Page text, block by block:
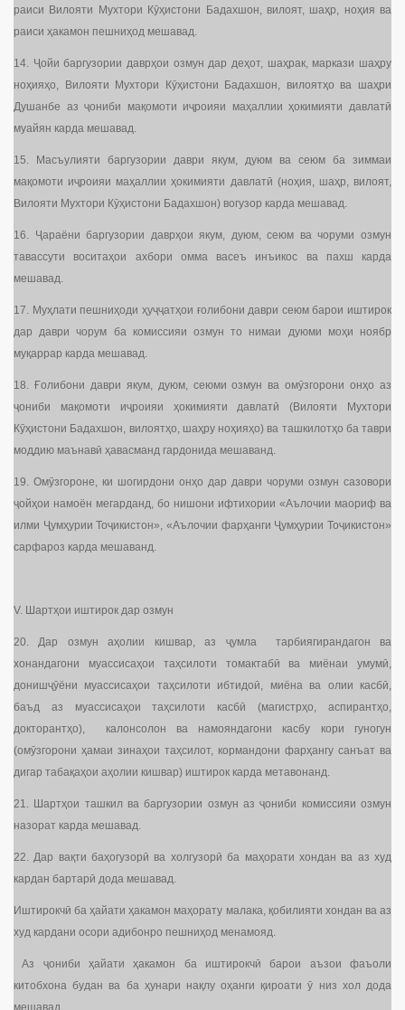
раиси Вилояти Мухтори Кӯҳистони Бадахшон, вилоят, шаҳр, ноҳия ва
раиси ҳакамон пешниҳод мешавад.
14. Ҷойи баргузории даврҳои озмун дар деҳот, шаҳрак, маркази шаҳру
ноҳияҳо, Вилояти Мухтори Кӯҳистони Бадахшон, вилоятҳо ва шаҳри
Душанбе аз ҷониби мақомоти иҷроияи маҳаллии ҳокимияти давлатӣ
муайян карда мешавад.
15. Масъулияти баргузории даври якум, дуюм ва сеюм ба зиммаи
мақомоти иҷроияи маҳаллии ҳокимияти давлатӣ (ноҳия, шаҳр, вилоят,
Вилояти Мухтори Кӯҳистони Бадахшон) вогузор карда мешавад.
16. Ҷараёни баргузории даврҳои якум, дуюм, сеюм ва чоруми озмун
тавассути воситаҳои ахбори омма васеъ инъикос ва пахш карда
мешавад.
17. Муҳлати пешниҳоди ҳуҷҷатҳои ғолибони даври сеюм барои иштирок
дар даври чорум ба комиссияи озмун то нимаи дуюми моҳи ноябр
муқаррар карда мешавад.
18. Ғолибони даври якум, дуюм, сеюми озмун ва омӯзгорони онҳо аз
ҷониби мақомоти иҷроияи ҳокимияти давлатӣ (Вилояти Мухтори
Кӯҳистони Бадахшон, вилоятҳо, шаҳру ноҳияҳо) ва ташкилотҳо ба таври
моддию маънавӣ ҳавасманд гардонида мешаванд.
19. Омӯзгороне, ки шогирдони онҳо дар даври чоруми озмун сазовори
ҷойҳои намоён мегарданд, бо нишони ифтихории «Аълочии маориф ва
илми Ҷумҳурии Тоҷикистон», «Аълочии фарҳанги Ҷумҳурии Тоҷикистон»
сарфароз карда мешаванд.
V. Шартҳои иштирок дар озмун
20. Дар озмун аҳолии кишвар, аз ҷумла тарбиягирандагон ва
хонандагони муассисаҳои таҳсилоти томактабӣ ва миёнаи умумӣ,
донишҷӯёни муассисаҳои таҳсилоти ибтидоӣ, миёна ва олии касбӣ,
баъд аз муассисаҳои таҳсилоти касбӣ (магистрҳо, аспирантҳо,
докторантҳо), калонсолон ва намояндагони касбу кори гуногун
(омӯзгорони ҳамаи зинаҳои таҳсилот, кормандони фарҳангу санъат ва
дигар табақаҳои аҳолии кишвар) иштирок карда метавонанд.
21. Шартҳои ташкил ва баргузории озмун аз ҷониби комиссияи озмун
назорат карда мешавад.
22. Дар вақти баҳогузорӣ ва холгузорӣ ба маҳорати хондан ва аз худ
кардан бартарӣ дода мешавад.
Иштирокчӣ ба ҳайати ҳакамон маҳорату малака, қобилияти хондан ва аз
худ кардани осори адибонро пешниҳод менамояд.
Аз ҷониби ҳайати ҳакамон ба иштирокчӣ барои аъзои фаъоли
китобхона будан ва ба ҳунари нақлу оҳанги қироати ӯ низ хол дода